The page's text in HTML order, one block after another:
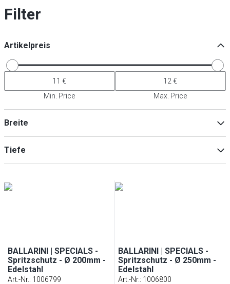
Filter
Artikelpreis
Min. Price Max. Price
Breite
Tiefe
BALLARINI | SPECIALS -
Spritzschutz - Ø 200mm -
Edelstahl
Art.-Nr.: 1006799
BALLARINI | SPECIALS -
Spritzschutz - Ø 250mm -
Edelstahl
Art.-Nr.: 1006800